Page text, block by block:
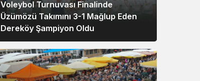
Voleybol Turnuvası Finalinde
Üzümözü Takımını 3-1 Mağlup Eden
Dereköy Şampiyon Oldu